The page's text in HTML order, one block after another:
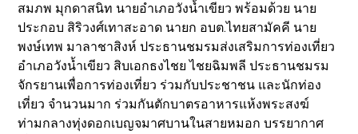
สมภพ มุกดาสนิท นายอำเภอวังน้ำเขียว พร้อมด้วย นาย
ประกอบ สิริวงศ์เทาสะอาด นายก อบต.ไทยสามัคคี นาย
พงษ์เทพ มาลาชาสิงห์ ประธานชมรมส่งเสริมการท่องเที่ยว
อำเภอวังน้ำเขียว สิบเอกธงไชย ไชยฉิมพลี ประธานชมรม
จักรยานเพื่อการท่องเที่ยว ร่วมกับประชาชน และนักท่อง
เที่ยว จำนวนมาก ร่วมกันตักบาตรอาหารแห้งพระสงฆ์
ท่ามกลางทุ่งดอกเบญจมาศบานในสายหมอก บรรยากาศ